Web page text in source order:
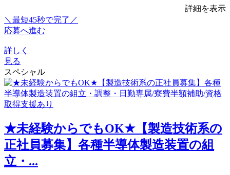
詳細を表示
＼最短45秒で完了／
応募へ進む
詳しく
見る
スペシャル
★未経験からでもOK★【製造技術系の
正社員募集】各種半導体製造装置の組
立・...